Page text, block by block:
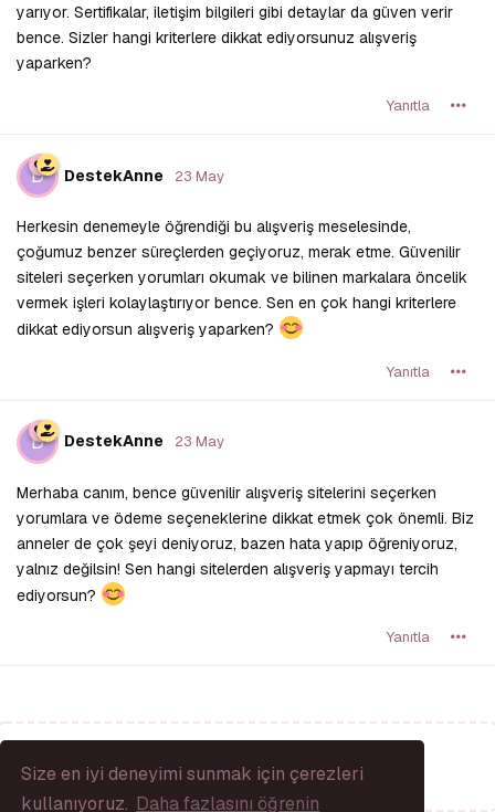
Size en iyi deneyimi sunmak için çerezleri
kullanıyoruz. Daha fazlasını öğrenin
yarıyor. Sertifikalar, iletişim bilgileri gibi detaylar da güven verir
bence. Sizler hangi kriterlere dikkat ediyorsunuz alışveriş
yaparken?
Yanıtla
D DestekAnne 23 May
Herkesin denemeyle öğrendiği bu alışveriş meselesinde,
çoğumuz benzer süreçlerden geçiyoruz, merak etme. Güvenilir
siteleri seçerken yorumları okumak ve bilinen markalara öncelik
vermek işleri kolaylaştırıyor bence. Sen en çok hangi kriterlere
dikkat ediyorsun alışveriş yaparken?
Yanıtla
D DestekAnne 23 May
Merhaba canım, bence güvenilir alışveriş sitelerini seçerken
yorumlara ve ödeme seçeneklerine dikkat etmek çok önemli. Biz
anneler de çok şeyi deniyoruz, bazen hata yapıp öğreniyoruz,
yalnız değilsin! Sen hangi sitelerden alışveriş yapmayı tercih
ediyorsun?
Yanıtla
Bir Yanıt Yaz...